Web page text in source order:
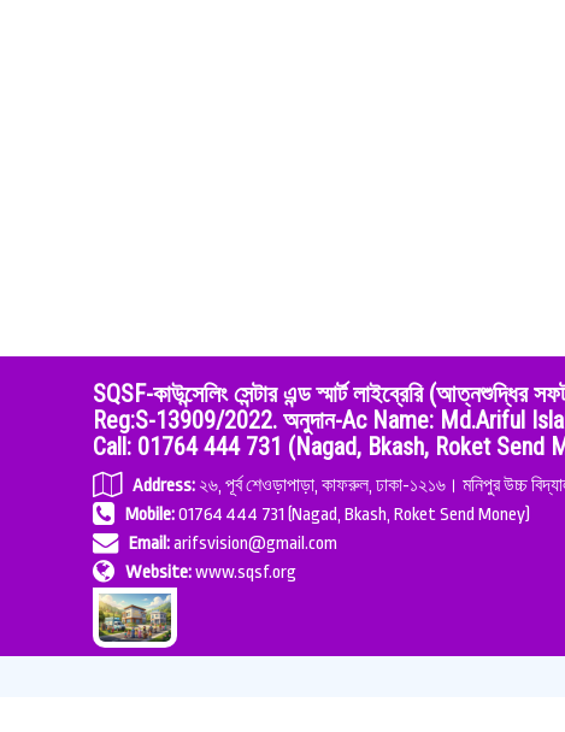
SQSF-কাউন্সেলিং সেন্টার এন্ড স্মার্ট লাইব্রেরি
Reg:S-13909/2022. অনুদান-Ac Name: Md.Ariful
Call: 01764 444 731 (Nagad, Bkash, Roket Send
Address: ২৬, পূর্ব শেওড়াপাড়া, কাফরুল, ঢাকা-১২১৬। মনিপুর উচ্চ
Mobile:01764 444 731 (Nagad, Bkash, Roket Send Money)
Email:arifsvision@gmail.com
Website:www.sqsf.org